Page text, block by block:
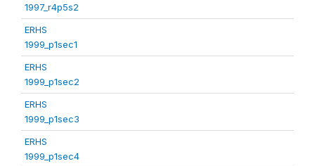
1997_r4p5s2
ERHS
1999_p1sec1
ERHS
1999_p1sec2
ERHS
1999_p1sec3
ERHS
1999_p1sec4